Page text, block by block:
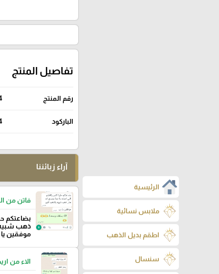
الرئيسية
ملابس نسائية
اطقم بديل الذهب
سنسال
تفاصيل المنتج
رقم المنتج
الباركود
آراء زبائننا
فاتن من
بضاعتكم
ذهب شبيه
موفقين
الاء من